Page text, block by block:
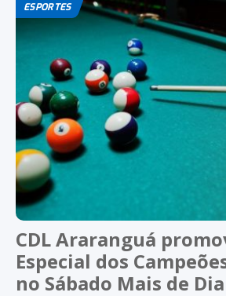
ESPORTES
CDL Araranguá
Especial dos
no Sábado Mais de